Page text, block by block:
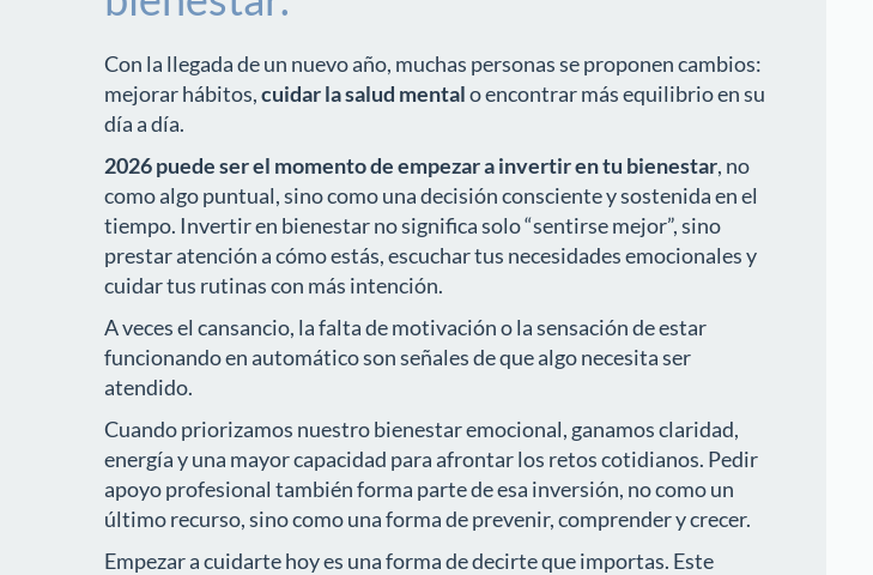
Con la llegada de un nuevo año, muchas personas se proponen cambios:
mejorar hábitos,cuidar la salud mentalo encontrar más equilibrio en su
día a día.
2026 puede serel momento de empezar a invertir en tu bienestar, no
como algo puntual, sino como una decisión consciente y sostenida en el
tiempo. Invertir en bienestar no significa solo “sentirse mejor”, sino
prestar atención a cómo estás, escuchar tus necesidades emocionales y
cuidar tus rutinas con más intención.
A veces el cansancio, la falta de motivación o la sensación de estar
funcionando en automático son señales de que algo necesita ser
atendido.
Cuando priorizamos nuestro bienestar emocional, ganamos claridad,
energía y una mayor capacidad para afrontar los retos cotidianos. Pedir
apoyo profesional también forma parte de esa inversión, no como un
último recurso, sino como una forma de prevenir, comprender y crecer.
Empezar a cuidarte hoy es una forma de decirte que importas. Este